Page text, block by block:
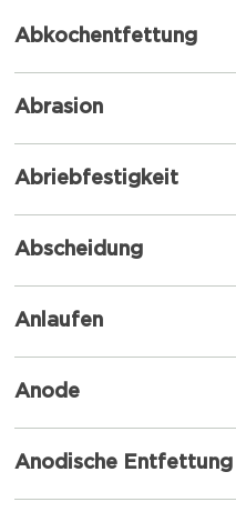
Abkochentfettung
Abrasion
Abriebfestigkeit
Abscheidung
Anlaufen
Anode
Anodische Entfettung